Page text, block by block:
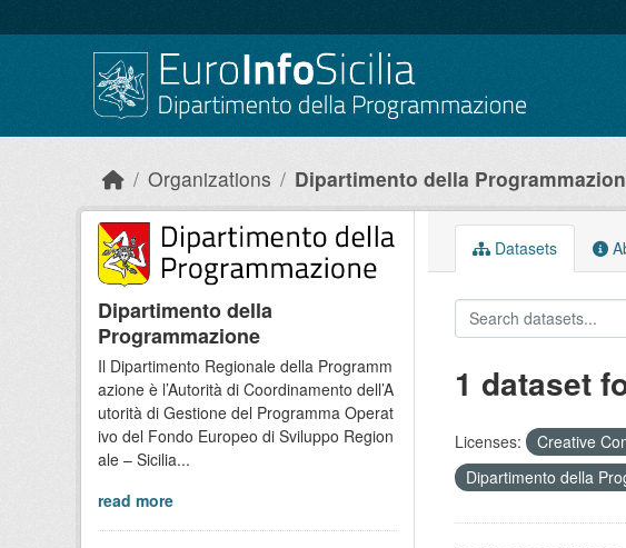
Organizations Dipartimento della
Dipartimento della
Programmazione
Il Dipartimento Regionale della Programm
azione è l’Autorità di Coordinamento dell’A
utorità di Gestione del Programma Operat
ivo del Fondo Europeo di Sviluppo Region
ale – Sicilia...
read more
Datasets
1 dataset
Licenses: Creative
Dipartimento della